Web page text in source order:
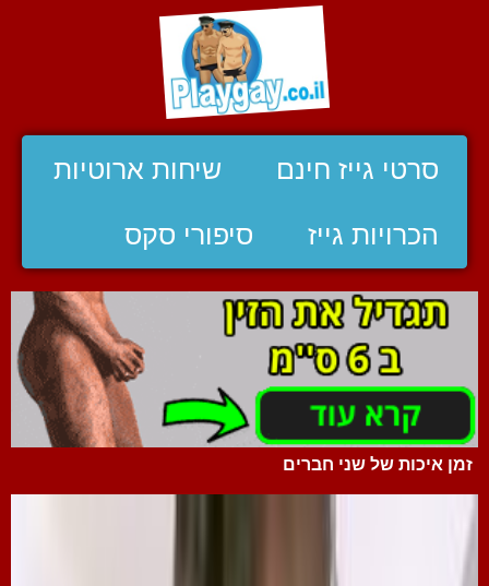
סרטי גייז חינם שיחות ארוטיות
הכרויות גייז סיפורי סקס
זמן איכות של שני חברים